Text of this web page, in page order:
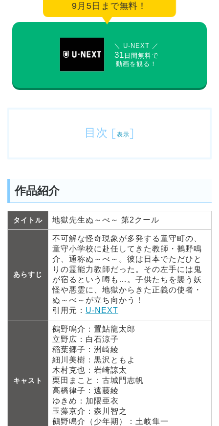
9月5日まで無料！
＼ U-NEXT ／
31 日間無料で
動画を観る！
目次 [ 表示]
作品紹介
タイトル 地獄先生ぬ～べ～ 第2クール
あらすじ
不可解な怪奇現象が多発する童守町の、
童守小学校に赴任してきた教師・鵺野鳴
介、通称ぬ～べ～。彼は日本でただひと
りの霊能力教師だった。その左手には鬼
が宿るという噂も…。子供たちを襲う妖
怪や悪霊に、地獄からきた正義の使者・
ぬ～べ～が立ち向かう！
引用元： U-NEXT
キャスト
鵺野鳴介：置鮎龍太郎
立野広：白石涼子
稲葉郷子：洲崎綾
細川美樹：黒沢ともよ
木村克也：岩崎諒太
栗田まこと：古城門志帆
高橋律子：遠藤綾
ゆきめ：加隈亜衣
玉藻京介：森川智之
鵺野鳴介（少年期）：土岐隼一